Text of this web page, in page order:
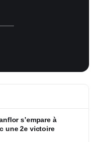
s’empare à
une 2e victoire